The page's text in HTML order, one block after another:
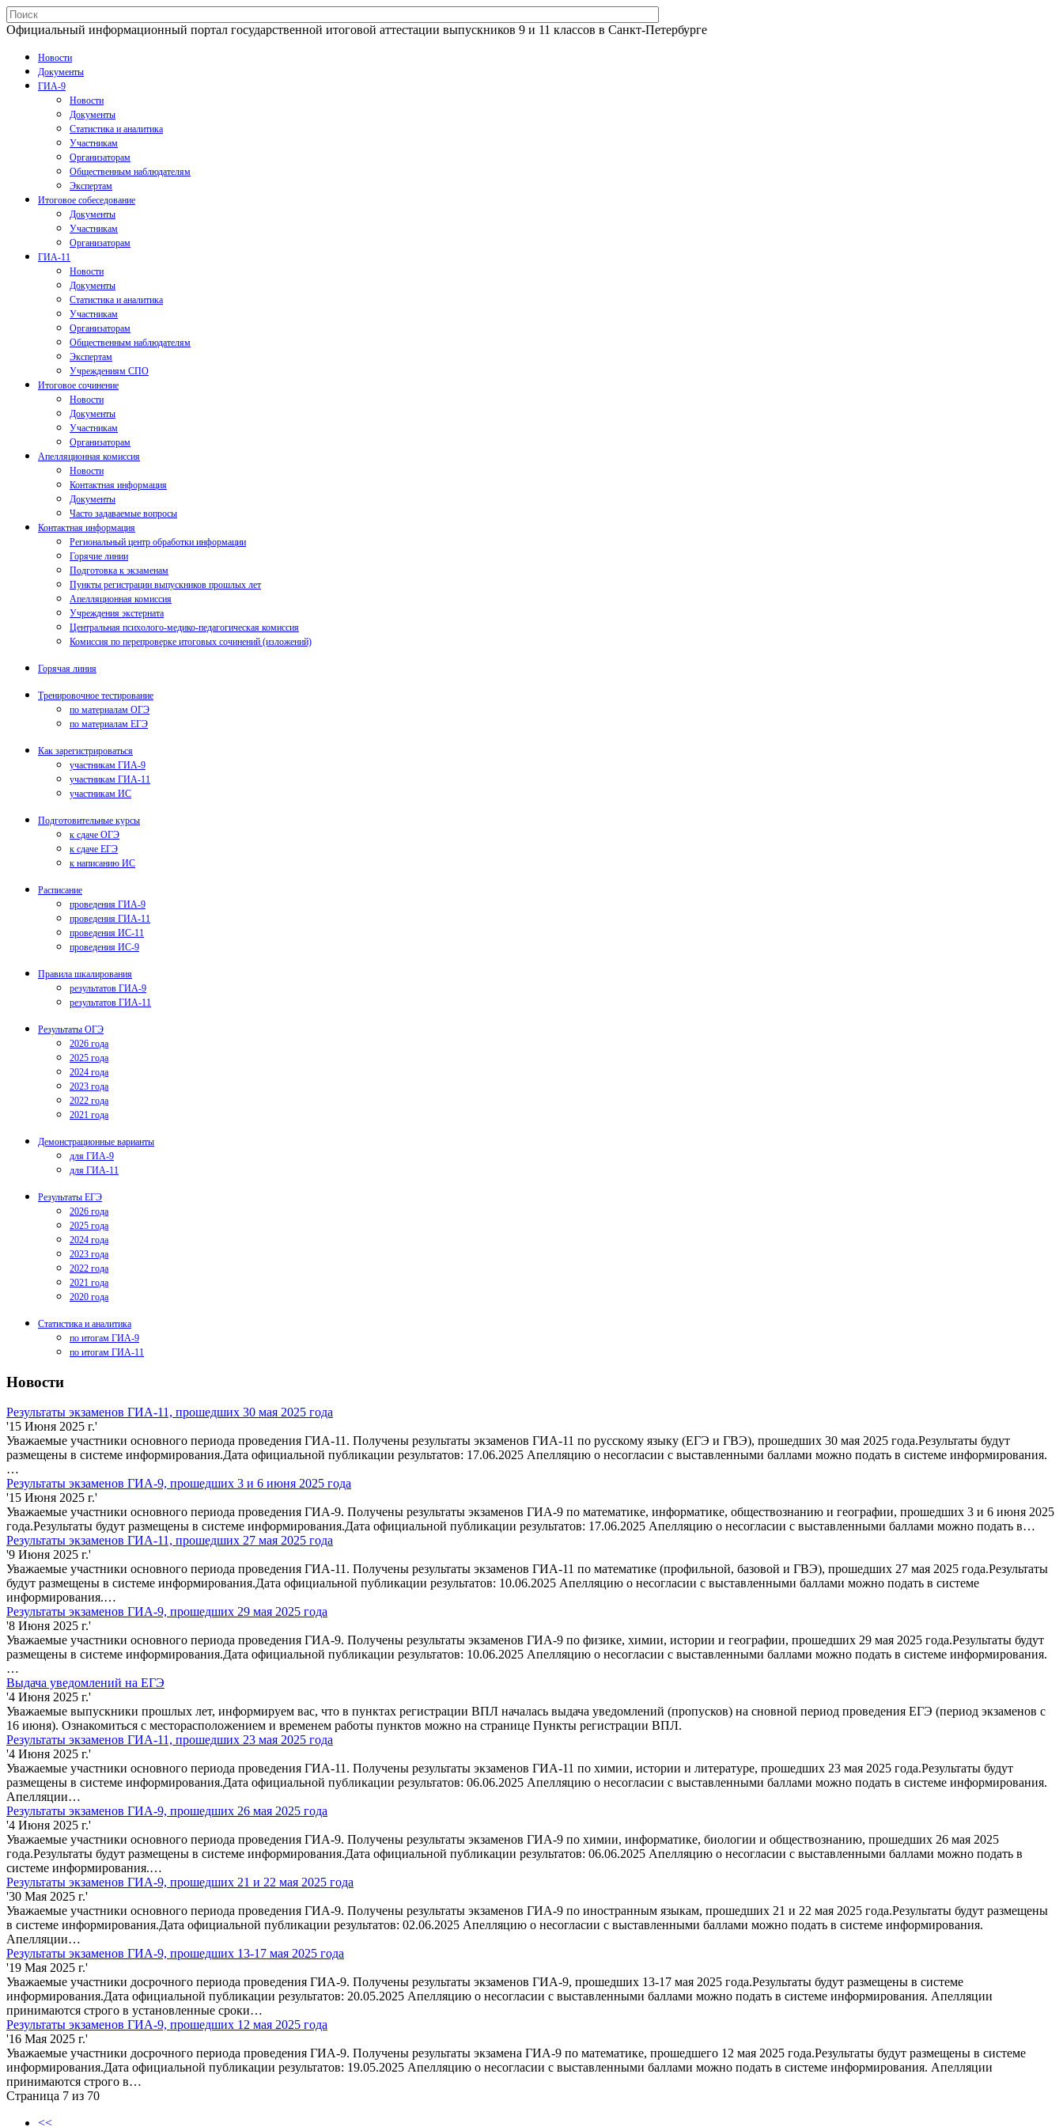
Официальный информационный портал государственной итоговой аттестации выпускников 9 и 11 классов в Санкт-Петербурге
Новости
Документы
ГИА-9
Новости
Документы
Статистика и аналитика
Участникам
Организаторам
Общественным наблюдателям
Экспертам
Итоговое собеседование
Документы
Участникам
Организаторам
ГИА-11
Новости
Документы
Статистика и аналитика
Участникам
Организаторам
Общественным наблюдателям
Экспертам
Учреждениям СПО
Итоговое сочинение
Новости
Документы
Участникам
Организаторам
Апелляционная комиссия
Новости
Контактная информация
Документы
Часто задаваемые вопросы
Контактная информация
Региональный центр обработки информации
Горячие линии
Подготовка к экзаменам
Пункты регистрации выпускников прошлых лет
Апелляционная комиссия
Учреждения экстерната
Центральная психолого-медико-педагогическая комиссия
Комиссия по перепроверке итоговых сочинений (изложений)
Горячая линия
Тренировочное тестирование
по материалам ОГЭ
по материалам ЕГЭ
Как зарегистрироваться
участникам ГИА-9
участникам ГИА-11
участникам ИС
Подготовительные курсы
к сдаче ОГЭ
к сдаче ЕГЭ
к написанию ИС
Расписание
проведения ГИА-9
проведения ГИА-11
проведения ИС-11
проведения ИС-9
Правила шкалирования
результатов ГИА-9
результатов ГИА-11
Результаты ОГЭ
2026 года
2025 года
2024 года
2023 года
2022 года
2021 года
Демонстрационные варианты
для ГИА-9
для ГИА-11
Результаты ЕГЭ
2026 года
2025 года
2024 года
2023 года
2022 года
2021 года
2020 года
Статистика и аналитика
по итогам ГИА-9
по итогам ГИА-11
Новости
Результаты экзаменов ГИА-11, прошедших 30 мая 2025 года
'15 Июня 2025 г.'
Уважаемые участники основного периода проведения ГИА-11. Получены результаты экзаменов ГИА-11 по русскому языку (ЕГЭ и ГВЭ), прошедших 30 мая 2025 года.Результаты будут
размещены в системе информирования.Дата официальной публикации результатов: 17.06.2025 Апелляцию о несогласии с выставленными баллами можно подать в системе информирования.
…
Результаты экзаменов ГИА-9, прошедших 3 и 6 июня 2025 года
'15 Июня 2025 г.'
Уважаемые участники основного периода проведения ГИА-9. Получены результаты экзаменов ГИА-9 по математике, информатике, обществознанию и географии, прошедших 3 и 6 июня 2025
года.Результаты будут размещены в системе информирования.Дата официальной публикации результатов: 17.06.2025 Апелляцию о несогласии с выставленными баллами можно подать в…
Результаты экзаменов ГИА-11, прошедших 27 мая 2025 года
'9 Июня 2025 г.'
Уважаемые участники основного периода проведения ГИА-11. Получены результаты экзаменов ГИА-11 по математике (профильной, базовой и ГВЭ), прошедших 27 мая 2025 года.Результаты
будут размещены в системе информирования.Дата официальной публикации результатов: 10.06.2025 Апелляцию о несогласии с выставленными баллами можно подать в системе
информирования.…
Результаты экзаменов ГИА-9, прошедших 29 мая 2025 года
'8 Июня 2025 г.'
Уважаемые участники основного периода проведения ГИА-9. Получены результаты экзаменов ГИА-9 по физике, химии, истории и географии, прошедших 29 мая 2025 года.Результаты будут
размещены в системе информирования.Дата официальной публикации результатов: 10.06.2025 Апелляцию о несогласии с выставленными баллами можно подать в системе информирования.
…
Выдача уведомлений на ЕГЭ
'4 Июня 2025 г.'
Уважаемые выпускники прошлых лет, информируем вас, что в пунктах регистрации ВПЛ началась выдача уведомлений (пропусков) на сновной период проведения ЕГЭ (период экзаменов с
16 июня). Ознакомиться с месторасположением и временем работы пунктов можно на странице Пункты регистрации ВПЛ.
Результаты экзаменов ГИА-11, прошедших 23 мая 2025 года
'4 Июня 2025 г.'
Уважаемые участники основного периода проведения ГИА-11. Получены результаты экзаменов ГИА-11 по химии, истории и литературе, прошедших 23 мая 2025 года.Результаты будут
размещены в системе информирования.Дата официальной публикации результатов: 06.06.2025 Апелляцию о несогласии с выставленными баллами можно подать в системе информирования.
Апелляции…
Результаты экзаменов ГИА-9, прошедших 26 мая 2025 года
'4 Июня 2025 г.'
Уважаемые участники основного периода проведения ГИА-9. Получены результаты экзаменов ГИА-9 по химии, информатике, биологии и обществознанию, прошедших 26 мая 2025
года.Результаты будут размещены в системе информирования.Дата официальной публикации результатов: 06.06.2025 Апелляцию о несогласии с выставленными баллами можно подать в
системе информирования.…
Результаты экзаменов ГИА-9, прошедших 21 и 22 мая 2025 года
'30 Мая 2025 г.'
Уважаемые участники основного периода проведения ГИА-9. Получены результаты экзаменов ГИА-9 по иностранным языкам, прошедших 21 и 22 мая 2025 года.Результаты будут размещены
в системе информирования.Дата официальной публикации результатов: 02.06.2025 Апелляцию о несогласии с выставленными баллами можно подать в системе информирования.
Апелляции…
Результаты экзаменов ГИА-9, прошедших 13-17 мая 2025 года
'19 Мая 2025 г.'
Уважаемые участники досрочного периода проведения ГИА-9. Получены результаты экзаменов ГИА-9, прошедших 13-17 мая 2025 года.Результаты будут размещены в системе
информирования.Дата официальной публикации результатов: 20.05.2025 Апелляцию о несогласии с выставленными баллами можно подать в системе информирования. Апелляции
принимаются строго в установленные сроки…
Результаты экзаменов ГИА-9, прошедших 12 мая 2025 года
'16 Мая 2025 г.'
Уважаемые участники досрочного периода проведения ГИА-9. Получены результаты экзамена ГИА-9 по математике, прошедшего 12 мая 2025 года.Результаты будут размещены в системе
информирования.Дата официальной публикации результатов: 19.05.2025 Апелляцию о несогласии с выставленными баллами можно подать в системе информирования. Апелляции
принимаются строго в…
Страница 7 из 70
<<